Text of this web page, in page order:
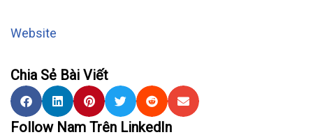
Website
Chia Sẻ Bài Viết
Follow Nam Trên LinkedIn